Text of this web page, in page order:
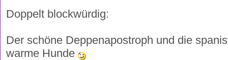
Doppelt blockwürdig:
Der schöne Deppenapostroph und die
warme Hunde